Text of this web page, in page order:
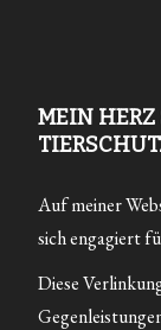
MEIN HERZ
Auf meiner
sich engagiert
Diese